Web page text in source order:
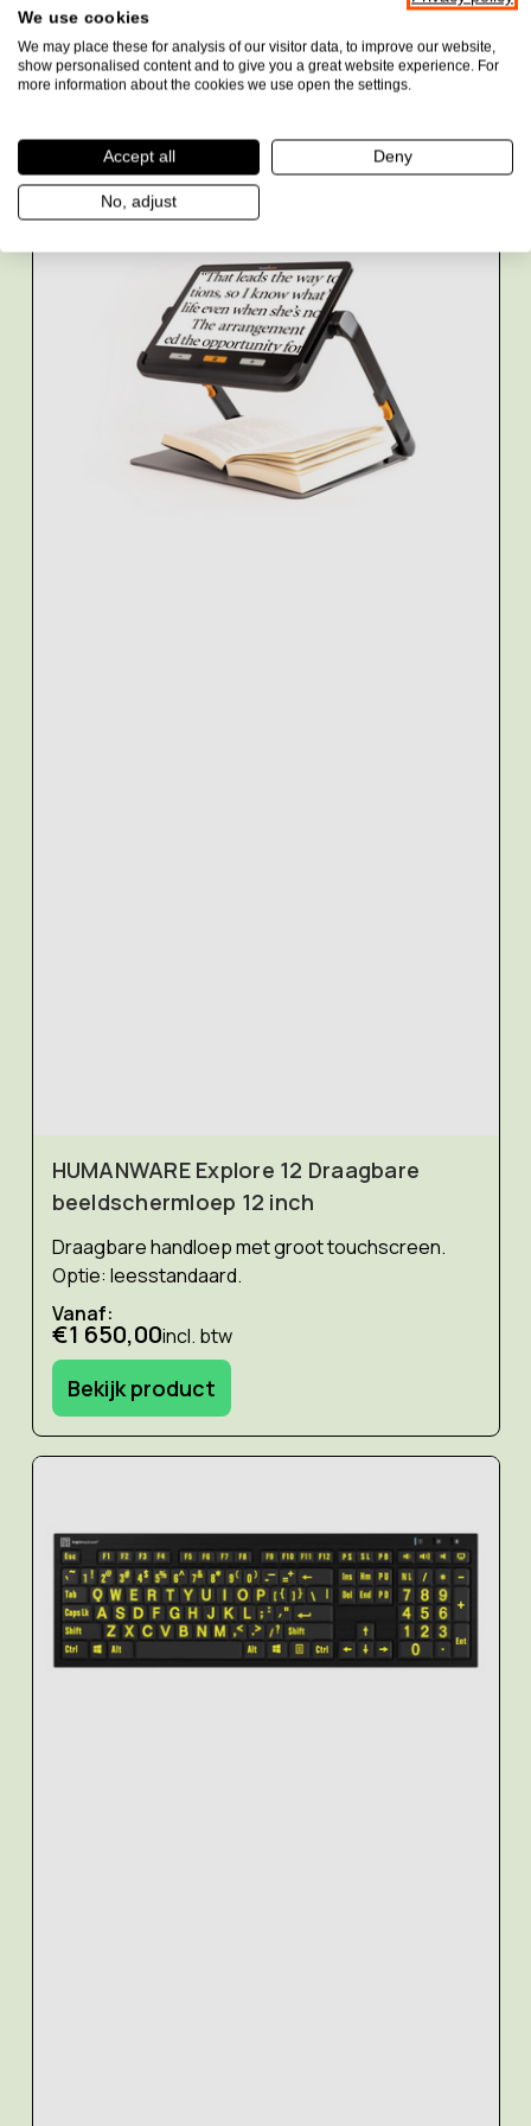
en vergrote tv-ondertiteling
Prijs:
Bekijk product
HUMANWARE Explore 12 Draagbare
beeldschermloep 12 inch
Draagbare handloep met groot touchscreen.
Optie: leesstandaard.
Vanaf:
€1 650,00incl. btw
Bekijk product
We use cookies
We may place these for analysis of our visitor data, to improve our website,
show personalised content and to give you a great website experience. For
more information about the cookies we use open the settings.
Accept all Deny
No, adjust